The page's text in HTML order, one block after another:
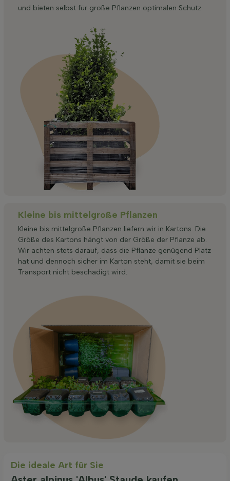
und bieten selbst für große Pflanzen optimalen Schutz.
Kleine bis mittelgroße Pflanzen
Kleine bis mittelgroße Pflanzen liefern wir in Kartons. Die
Größe des Kartons hängt von der Größe der Pflanze ab.
Wir achten stets darauf, dass die Pflanze genügend Platz
hat und dennoch sicher im Karton steht, damit sie beim
Transport nicht beschädigt wird.
Die ideale Art für Sie